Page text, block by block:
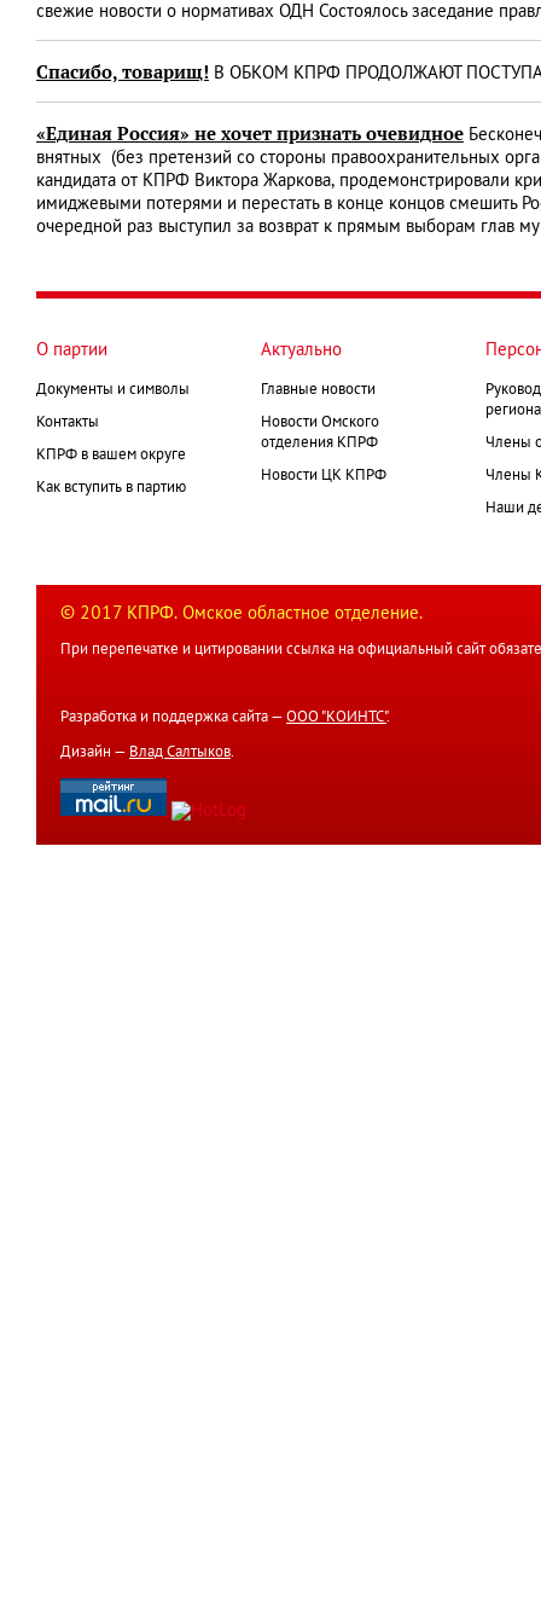
свежие новости о нормативах ОДН Состоялось заседание
Спасибо, товарищ! В ОБКОМ КПРФ ПРОДОЛЖАЮТ
«Единая Россия» не хочет признать очевидное
внятных (без претензий со стороны правоохранительных
кандидата от КПРФ Виктора Жаркова, продемонстрировали
имиджевыми потерями и перестать в конце концов смешить
очередной раз выступил за возврат к прямым выборам глав
О партии
Документы и символы
Контакты
КПРФ в вашем округе
Как вступить в партию
Актуально
Главные новости
Новости Омского
отделения КПРФ
Новости ЦК КПРФ
Члены
Члены
Наши
© 2017 КПРФ. Омское областное отделение.
При перепечатке и цитировании ссылка на официальный сайт
Разработка и поддержка сайта — ООО "КОИНТС".
Дизайн — Влад Салтыков.